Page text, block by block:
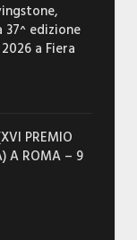
37^ edizione
a Fiera
PREMIO
A ROMA – 9